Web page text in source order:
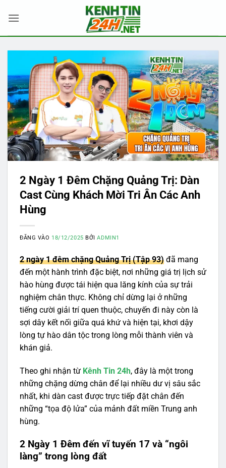
qua
2 Ngày 1 Đêm Chặng Quảng Trị: Dàn
Cast Cùng Khách Mời Tri Ân Các Anh
Hùng
ĐĂNG VÀO 18/12/2025 BỞIADMIN1
2 ngày 1 đêm chặng Quảng Trị (Tập 93) đã mang
đến một hành trình đặc biệt, nơi những giá trị lịch sử
hào hùng được tái hiện qua lăng kính của sự trải
nghiệm chân thực. Không chỉ dừng lại ở những
tiếng cười giải trí quen thuộc, chuyến đi này còn là
sợi dây kết nối giữa quá khứ và hiện tại, khơi dậy
lòng tự hào dân tộc trong lòng mỗi thành viên và
khán giả.
Theo ghi nhận từ Kênh Tin 24h, đây là một trong
những chặng dừng chân để lại nhiều dư vị sâu sắc
nhất, khi dàn cast được trực tiếp đặt chân đến
những “tọa độ lửa” của mảnh đất miền Trung anh
hùng.
2 Ngày 1 Đêm đến vĩ tuyến 17 và “ngôi
làng” trong lòng đất